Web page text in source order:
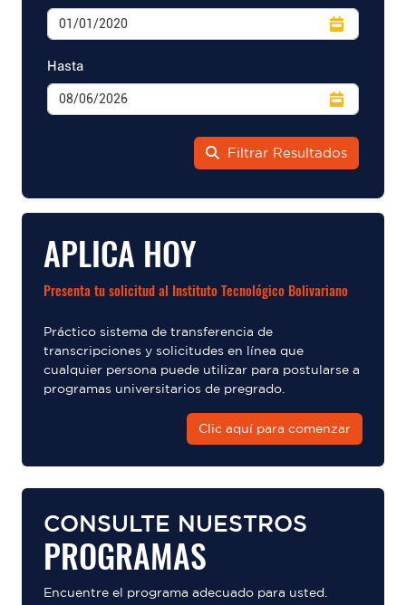
Hasta
Filtrar Resultados
APLICA HOY
Presenta tu solicitud al Instituto Tecnológico Bolivariano
Práctico sistema de transferencia de
transcripciones y solicitudes en línea que
cualquier persona puede utilizar para postularse a
programas universitarios de pregrado.
Clic aquí para comenzar
CONSULTE NUESTROS
PROGRAMAS
Encuentre el programa adecuado para usted.